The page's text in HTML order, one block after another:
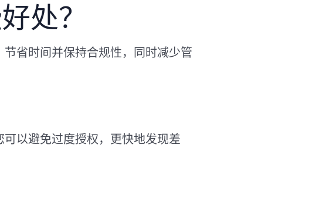
处？
省时间并保持合规性，同时减少管
以避免过度授权，更快地发现差